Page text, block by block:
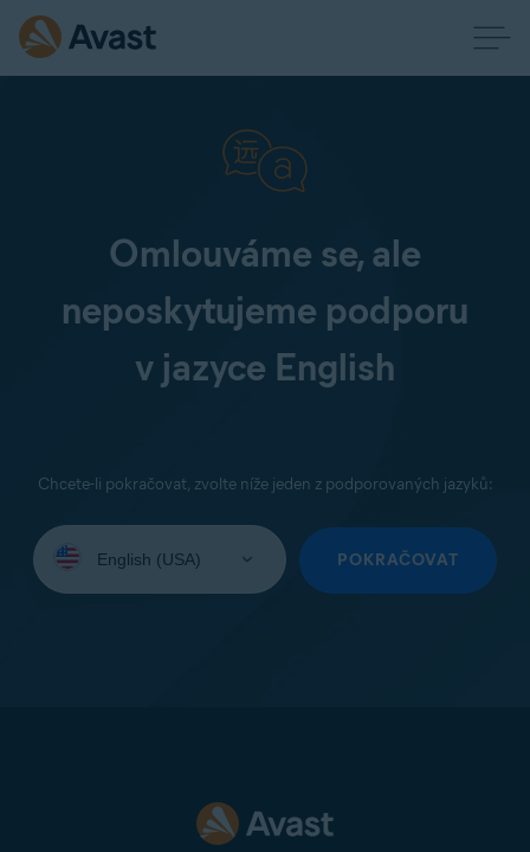
Omlouváme se, ale
neposkytujeme podporu
v jazyce English
Chcete-li pokračovat, zvolte níže jeden z podporovaných jazyků:
jazyk:
POKRAČOVAT